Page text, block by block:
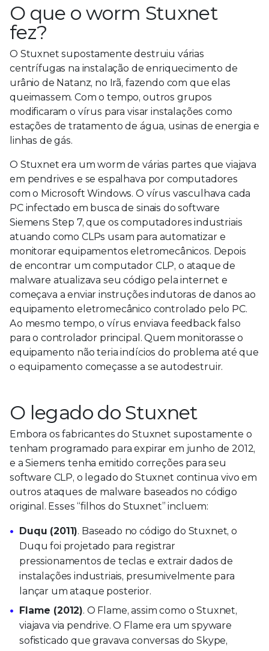
O que o worm Stuxnet
fez?
O Stuxnet supostamente destruiu várias
centrífugas na instalação de enriquecimento de
urânio de Natanz, no Irã, fazendo com que elas
queimassem. Com o tempo, outros grupos
modificaram o vírus para visar instalações como
estações de tratamento de água, usinas de energia e
linhas de gás.
O Stuxnet era um worm de várias partes que viajava
em pendrives e se espalhava por computadores
com o Microsoft Windows. O vírus vasculhava cada
PC infectado em busca de sinais do software
Siemens Step 7, que os computadores industriais
atuando como CLPs usam para automatizar e
monitorar equipamentos eletromecânicos. Depois
de encontrar um computador CLP, o ataque de
malware atualizava seu código pela internet e
começava a enviar instruções indutoras de danos ao
equipamento eletromecânico controlado pelo PC.
Ao mesmo tempo, o vírus enviava feedback falso
para o controlador principal. Quem monitorasse o
equipamento não teria indícios do problema até que
o equipamento começasse a se autodestruir.
O legado do Stuxnet
Embora os fabricantes do Stuxnet supostamente o
tenham programado para expirar em junho de 2012,
e a Siemens tenha emitido correções para seu
software CLP, o legado do Stuxnet continua vivo em
outros ataques de malware baseados no código
original. Esses “filhos do Stuxnet” incluem:
Duqu (2011). Baseado no código do Stuxnet, o
Duqu foi projetado para registrar
pressionamentos de teclas e extrair dados de
instalações industriais, presumivelmente para
lançar um ataque posterior.
Flame (2012). O Flame, assim como o Stuxnet,
viajava via pendrive. O Flame era um spyware
sofisticado que gravava conversas do Skype,